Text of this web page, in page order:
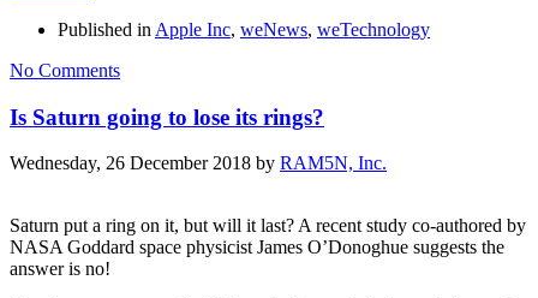
Published in Apple Inc, weNews, weTechnology
No Comments
Is Saturn going to lose its rings?
Wednesday, 26 December 2018 by RAM5N, Inc.
Saturn put a ring on it, but will it last? A recent study co-authored by
NASA Goddard space physicist James O’Donoghue suggests the
answer is no!